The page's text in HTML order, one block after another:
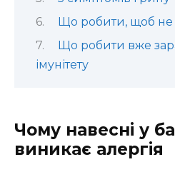
Що робити, щоб не
Що робити вже
імунітету
Чому навесні у
виникає алергія